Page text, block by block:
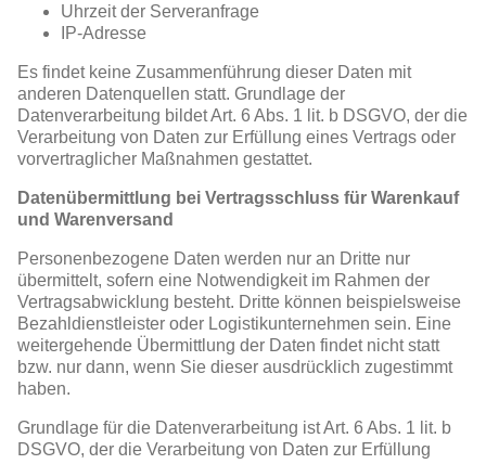
Uhrzeit der Serveranfrage
IP-Adresse
Es findet keine Zusammenführung dieser Daten mit
anderen Datenquellen statt. Grundlage der
Datenverarbeitung bildet Art. 6 Abs. 1 lit. b DSGVO, der die
Verarbeitung von Daten zur Erfüllung eines Vertrags oder
vorvertraglicher Maßnahmen gestattet.
Datenübermittlung bei Vertragsschluss für Warenkauf
und Warenversand
Personenbezogene Daten werden nur an Dritte nur
übermittelt, sofern eine Notwendigkeit im Rahmen der
Vertragsabwicklung besteht. Dritte können beispielsweise
Bezahldienstleister oder Logistikunternehmen sein. Eine
weitergehende Übermittlung der Daten findet nicht statt
bzw. nur dann, wenn Sie dieser ausdrücklich zugestimmt
haben.
Grundlage für die Datenverarbeitung ist Art. 6 Abs. 1 lit. b
DSGVO, der die Verarbeitung von Daten zur Erfüllung